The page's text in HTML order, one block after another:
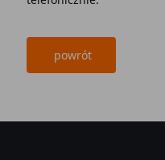
powrót